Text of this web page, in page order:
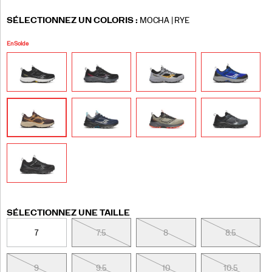
Variations
SÉLECTIONNEZ UN COLORIS : MOCHA | RYE
En Solde
Variations
SÉLECTIONNEZ UNE TAILLE
7 7.5 8 8.5
9 9.5 10 10.5